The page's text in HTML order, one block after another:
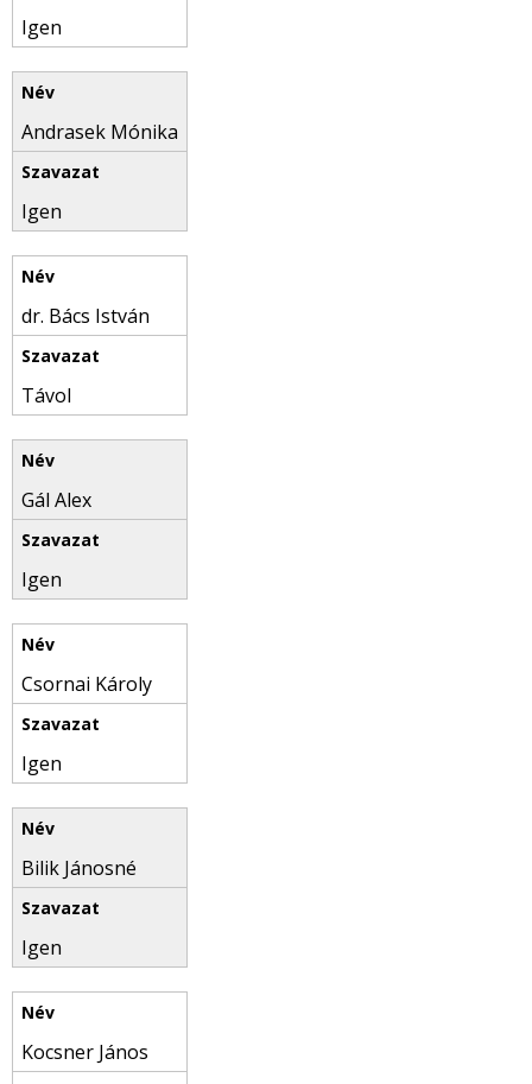
Igen
Andrasek Mónika
Igen
dr. Bács István
Távol
Gál Alex
Igen
Csornai Károly
Igen
Bilik Jánosné
Igen
Kocsner János